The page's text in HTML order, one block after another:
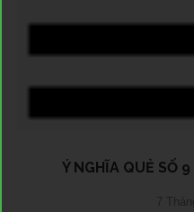
Ý NGHĨA QUẺ SỐ
7